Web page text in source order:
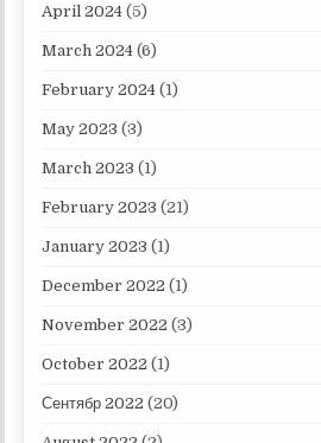
April 2024 (5)
March 2024 (6)
February 2024 (1)
May 2023 (3)
March 2023 (1)
February 2023 (21)
January 2023 (1)
December 2022 (1)
November 2022 (3)
October 2022 (1)
Сентябр 2022 (20)